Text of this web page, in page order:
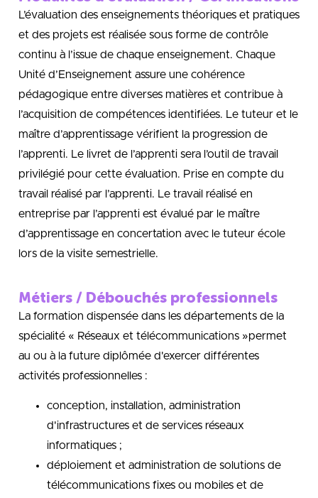
L’évaluation des enseignements théoriques et pratiques
et des projets est réalisée sous forme de contrôle
continu à l’issue de chaque enseignement. Chaque
Unité d’Enseignement assure une cohérence
pédagogique entre diverses matières et contribue à
l’acquisition de compétences identifiées. Le tuteur et le
maître d’apprentissage vérifient la progression de
l’apprenti. Le livret de l’apprenti sera l’outil de travail
privilégié pour cette évaluation. Prise en compte du
travail réalisé par l’apprenti. Le travail réalisé en
entreprise par l’apprenti est évalué par le maître
d’apprentissage en concertation avec le tuteur école
lors de la visite semestrielle.
Métiers / Débouchés professionnels
La formation dispensée dans les départements de la
spécialité « Réseaux et télécommunications »permet
au ou à la future diplômée d'exercer différentes
activités professionnelles :
conception, installation, administration
d'infrastructures et de services réseaux
informatiques ;
déploiement et administration de solutions de
télécommunications fixes ou mobiles et de